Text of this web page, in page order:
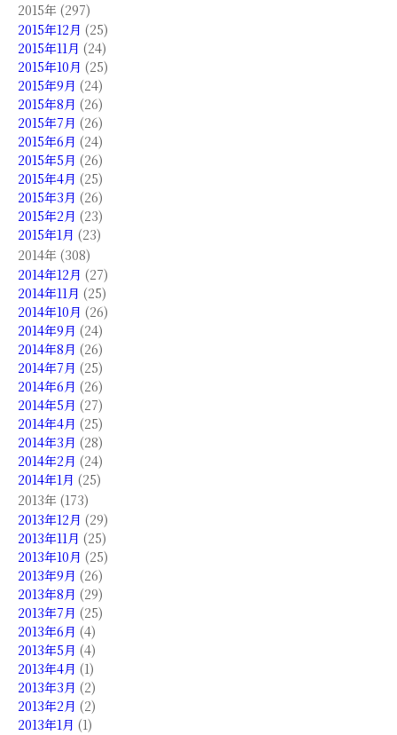
2015年 (297)
2015年12月 (25)
2015年11月 (24)
2015年10月 (25)
2015年9月 (24)
2015年8月 (26)
2015年7月 (26)
2015年6月 (24)
2015年5月 (26)
2015年4月 (25)
2015年3月 (26)
2015年2月 (23)
2015年1月 (23)
2014年 (308)
2014年12月 (27)
2014年11月 (25)
2014年10月 (26)
2014年9月 (24)
2014年8月 (26)
2014年7月 (25)
2014年6月 (26)
2014年5月 (27)
2014年4月 (25)
2014年3月 (28)
2014年2月 (24)
2014年1月 (25)
2013年 (173)
2013年12月 (29)
2013年11月 (25)
2013年10月 (25)
2013年9月 (26)
2013年8月 (29)
2013年7月 (25)
2013年6月 (4)
2013年5月 (4)
2013年4月 (1)
2013年3月 (2)
2013年2月 (2)
2013年1月 (1)